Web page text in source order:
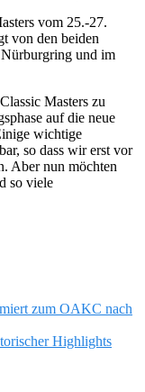
vom 25.-27.
von den beiden
Nürburgring und im
Masters zu
auf die neue
wichtige
so dass wir erst vor
Aber nun möchten
so viele
zum OAKC nach
Highlights